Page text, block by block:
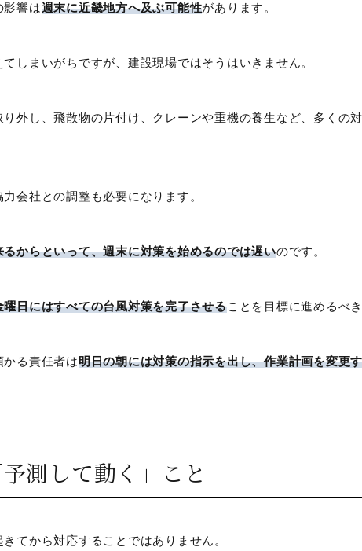
影響は週末に近畿地方へ及ぶ可能性があります。
てしまいがちですが、建設現場ではそうはいきません。
り外し、飛散物の片付け、クレーンや重機の養生など、多くの
会社との調整も必要になります。
るからといって、週末に対策を始めるのでは遅いのです。
曜日にはすべての台風対策を完了させることを目標に進めるべ
る責任者は明日の朝には対策の指示を出し、作業計画を変更
測して動く」こと
てから対応することではありません。